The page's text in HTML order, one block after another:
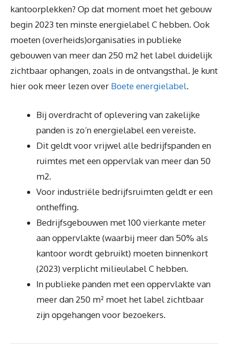
kantoorplekken? Op dat moment moet het gebouw
begin 2023 ten minste energielabel C hebben. Ook
moeten (overheids)organisaties in publieke
gebouwen van meer dan 250 m2 het label duidelijk
zichtbaar ophangen, zoals in de ontvangsthal. Je kunt
hier ook meer lezen over Boete energielabel.
Bij overdracht of oplevering van zakelijke
panden is zo’n energielabel een vereiste.
Dit geldt voor vrijwel alle bedrijfspanden en
ruimtes met een oppervlak van meer dan 50
m2.
Voor industriële bedrijfsruimten geldt er een
ontheffing.
Bedrijfsgebouwen met 100 vierkante meter
aan oppervlakte (waarbij meer dan 50% als
kantoor wordt gebruikt) moeten binnenkort
(2023) verplicht milieulabel C hebben.
In publieke panden met een oppervlakte van
meer dan 250 m² moet het label zichtbaar
zijn opgehangen voor bezoekers.